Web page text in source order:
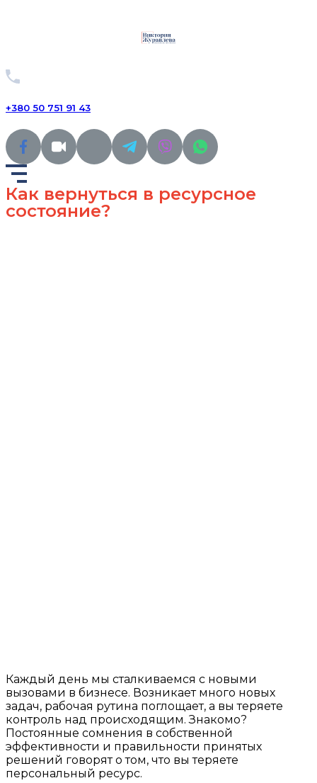
+380 50 751 91 43
Как вернуться в ресурсное
состояние?
Каждый день мы сталкиваемся с новыми
вызовами в бизнесе. Возникает много новых
задач, рабочая рутина поглощает, а вы теряете
контроль над происходящим. Знакомо?
Постоянные сомнения в собственной
эффективности и правильности принятых
решений говорят о том, что вы теряете
персональный ресурс.